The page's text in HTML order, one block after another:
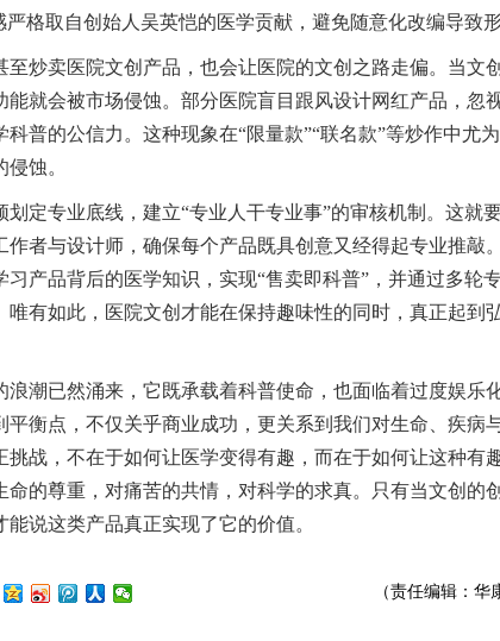
格取自创始人吴英恺的医学贡献，避免随意化改编导致形
至炒卖医院文创产品，也会让医院的文创之路走偏。当文
能就会被市场侵蚀。部分医院盲目跟风设计网红产品，忽
科普的公信力。这种现象在“限量款”“联名款”等炒作中尤
蚀。
划定专业底线，建立“专业人干专业事”的审核机制。这就
作者与设计师，确保每个产品既具创意又经得起专业推敲
习产品背后的医学知识，实现“售卖即科普”，并通过多轮
唯有如此，医院文创才能在保持趣味性的同时，真正起到
浪潮已然涌来，它既承载着科普使命，也面临着过度娱乐
平衡点，不仅关乎商业成功，更关系到我们对生命、疾病
挑战，不在于如何让医学变得有趣，而在于如何让这种有
的尊重，对痛苦的共情，对科学的求真。只有当文创的
说这类产品真正实现了它的价值。
（责任编辑：华